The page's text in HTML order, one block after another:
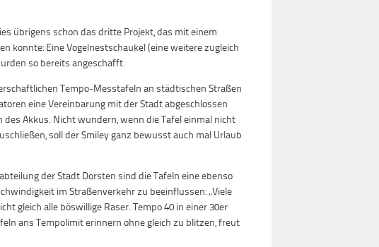
übrigens schon das dritte Projekt, das mit einem
konnte: Eine Vogelnestschaukel (eine weitere zugleich
so bereits angeschafft.
Tempo-Messtafeln an städtischen Straßen
eine Vereinbarung mit der Stadt abgeschlossen
Akkus. Nicht wundern, wenn die Tafel einmal nicht
soll der Smiley ganz bewusst auch mal Urlaub
der Stadt Dorsten sind die Tafeln eine ebenso
im Straßenverkehr zu beeinflussen: „Viele
gleich alle böswillige Raser. Tempo 40 in einer 30er
ans Tempolimit erinnern ohne gleich zu blitzen, freut